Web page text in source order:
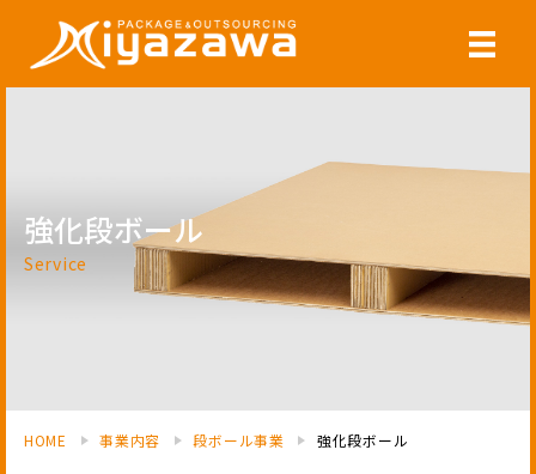
強化段ボール
Service
HOME 事業内容 段ボール事業 強化段ボール